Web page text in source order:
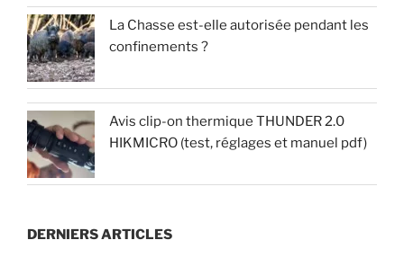
La Chasse est-elle autorisée pendant les
confinements ?
Avis clip-on thermique THUNDER 2.0
HIKMICRO (test, réglages et manuel pdf)
DERNIERS ARTICLES